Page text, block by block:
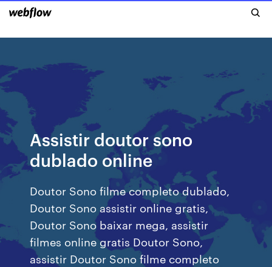
Assistir doutor sono
dublado online
Doutor Sono filme completo dublado,
Doutor Sono assistir online gratis,
Doutor Sono baixar mega, assistir
filmes online gratis Doutor Sono,
assistir Doutor Sono filme completo